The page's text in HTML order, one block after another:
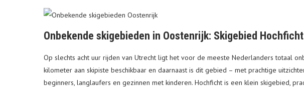
Onbekende skigebieden in Oostenrijk: Skigebied Hochficht
Op slechts acht uur rijden van Utrecht ligt het voor de meeste Nederlanders totaal
kilometer aan skipiste beschikbaar en daarnaast is dit gebied – met prachtige
beginners, langlaufers en gezinnen met kinderen. Hochficht is een klein skigebied,